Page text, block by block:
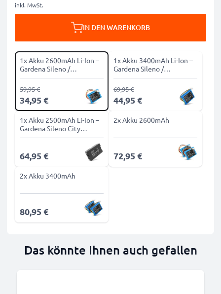
inkl. MwSt.
IN DEN WARENKORB
1x Akku 2600mAh Li-Ion –
Gardena Sileno /
Husqvarna Automower
315 - Ohne Gehäuse
34,95 €
59,95 €
1x Akku 3400mAh Li-Ion –
Gardena Sileno /
Husqvarna Automower
315 - Ohne Gehäuse
44,95 €
69,95 €
1x Akku 2500mAh Li-Ion –
Gardena Sileno City
250,500 Minimo 250,
64,95 €
2x Akku 2600mAh
72,95 €
2x Akku 3400mAh
80,95 €
Das könnte Ihnen auch gefallen